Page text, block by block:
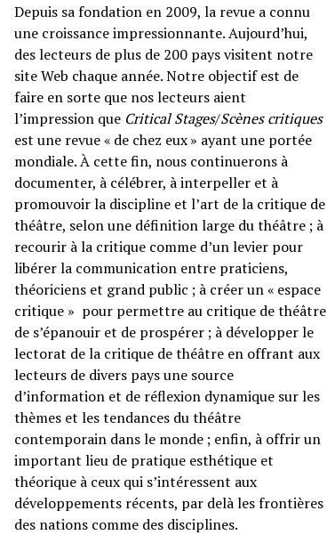
Depuis sa fondation en 2009, la revue a connu
une croissance impressionnante. Aujourd’hui,
des lecteurs de plus de 200 pays visitent notre
site Web chaque année. Notre objectif est de
faire en sorte que nos lecteurs aient
l’impression que Critical Stages/Scènes critiques
est une revue « de chez eux » ayant une portée
mondiale. À cette fin, nous continuerons à
documenter, à célébrer, à interpeller et à
promouvoir la discipline et l’art de la critique de
théâtre, selon une définition large du théâtre ; à
recourir à la critique comme d’un levier pour
libérer la communication entre praticiens,
théoriciens et grand public ; à créer un « espace
critique » pour permettre au critique de théâtre
de s’épanouir et de prospérer ; à développer le
lectorat de la critique de théâtre en offrant aux
lecteurs de divers pays une source
d’information et de réflexion dynamique sur les
thèmes et les tendances du théâtre
contemporain dans le monde ; enfin, à offrir un
important lieu de pratique esthétique et
théorique à ceux qui s’intéressent aux
développements récents, par delà les frontières
des nations comme des disciplines.